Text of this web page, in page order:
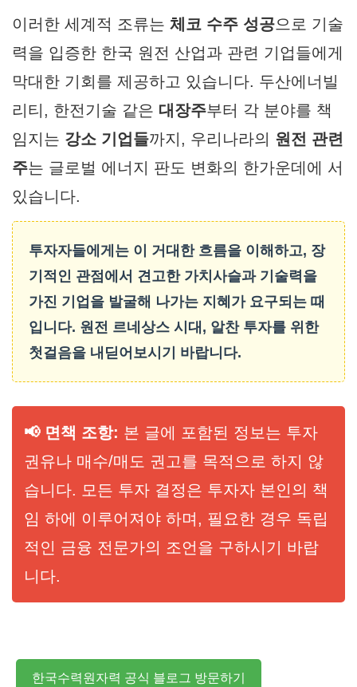
이러한 세계적 조류는 체코 수주 성공으로 기술
력을 입증한 한국 원전 산업과 관련 기업들에게
막대한 기회를 제공하고 있습니다. 두산에너빌
리티, 한전기술 같은 대장주부터 각 분야를 책
임지는 강소 기업들까지, 우리나라의 원전 관련
주는 글로벌 에너지 판도 변화의 한가운데에 서
있습니다.
투자자들에게는 이 거대한 흐름을 이해하고, 장
기적인 관점에서 견고한 가치사슬과 기술력을
가진 기업 을 발굴해 나가는 지혜가 요구되는 때
입니다. 원전 르네상스 시대, 알찬 투자를 위한
첫걸음을 내딛어보시기 바랍니다.
📢 면책 조항: 본 글에 포함된 정보는 투자
권유나 매수/매도 권고를 목적으로 하지 않
습니다. 모든 투자 결정은 투자자 본인의 책
임 하에 이루어져야 하며, 필요한 경우 독립
적인 금융 전문가의 조언을 구하시기 바랍
니다.
한국수력원자력 공식 블로그 방문하기